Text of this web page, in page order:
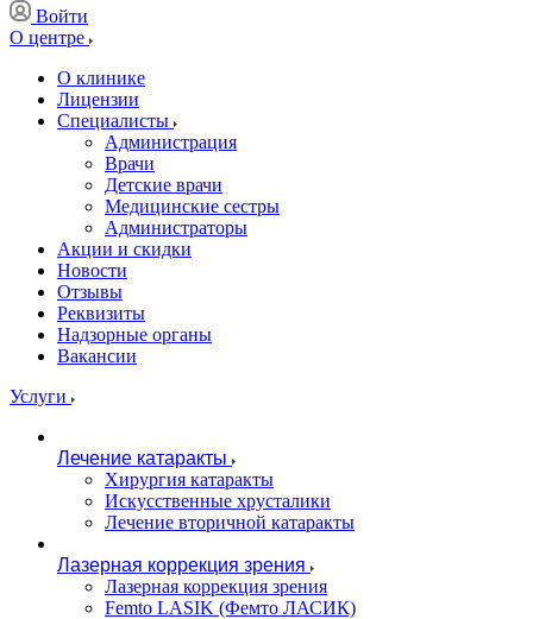
Войти
О центре
О клинике
Лицензии
Специалисты
Администрация
Врачи
Детские врачи
Медицинские сестры
Администраторы
Акции и скидки
Новости
Отзывы
Реквизиты
Надзорные органы
Вакансии
Услуги
Лечение катаракты
Хирургия катаракты
Искусственные хрусталики
Лечение вторичной катаракты
Лазерная коррекция зрения
Лазерная коррекция зрения
Femto LASIK (Фемто ЛАСИК)